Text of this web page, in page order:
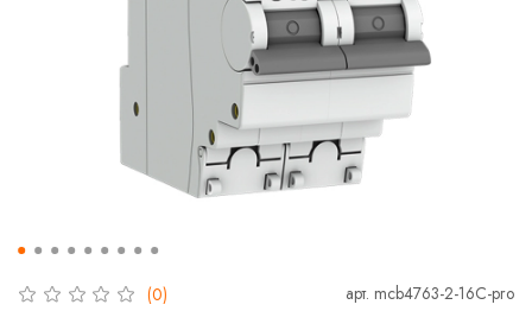
(0) арт. mcb4763-2-16C-pro